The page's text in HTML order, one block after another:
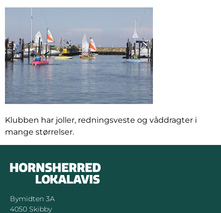
Klubben har joller, redningsveste og våddragter i
mange størrelser.
Bymidten 3A
4050 Skibby